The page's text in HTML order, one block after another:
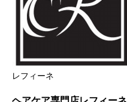
レフィーネ